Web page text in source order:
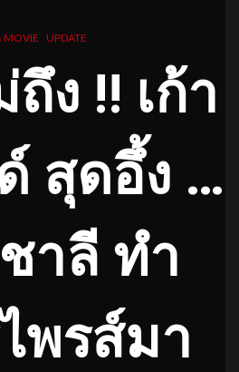
MOVIE UPDATE
ง !! เก้า
สุดอึ้ง …
าลี ทำ
พรส์มา